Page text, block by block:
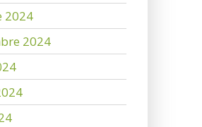
2024
2024